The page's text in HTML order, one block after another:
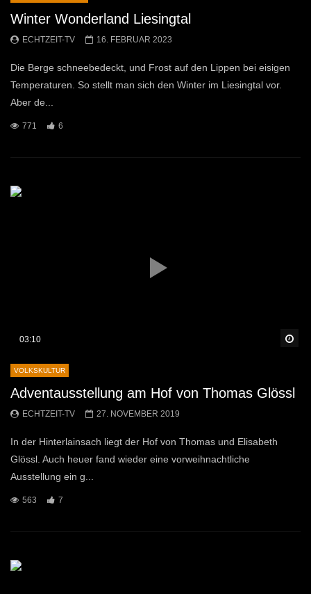
Winter Wonderland Liesingtal
ECHTZEIT-TV 16. FEBRUAR 2023
Die Berge schneebedeckt, und Frost auf den Lippen bei eisigen
Temperaturen. So stellt man sich den Winter im Liesingtal vor.
Aber de...
771 6
03:10
VOLKSKULTUR
Adventausstellung am Hof von Thomas Glössl
ECHTZEIT-TV 27. NOVEMBER 2019
In der Hinterlainsach liegt der Hof von Thomas und Elisabeth
Glössl. Auch heuer fand wieder eine vorweihnachtliche
Ausstellung ein g...
563 7